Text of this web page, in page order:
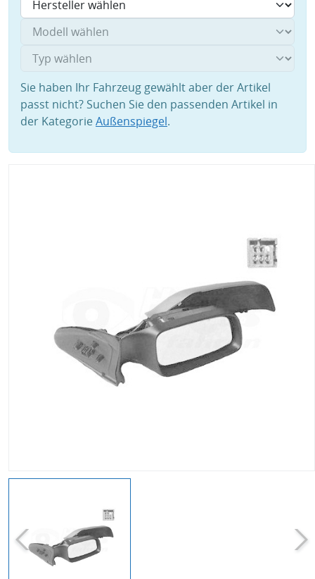
Sie haben Ihr Fahrzeug gewählt aber der Artikel
passt nicht? Suchen Sie den passenden Artikel in
der KategorieAußenspiegel.